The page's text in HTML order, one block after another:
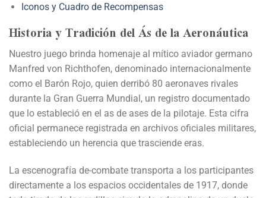
Iconos y Cuadro de Recompensas
Historia y Tradición del Ás de la Aeronáutica
Nuestro juego brinda homenaje al mítico aviador germano
Manfred von Richthofen, denominado internacionalmente
como el Barón Rojo, quien derribó 80 aeronaves rivales
durante la Gran Guerra Mundial, un registro documentado
que lo estableció en el as de ases de la pilotaje. Esta cifra
oficial permanece registrada en archivos oficiales militares,
estableciendo un herencia que trasciende eras.
La escenografía de-combate transporta a los participantes
directamente a los espacios occidentales de 1917, donde